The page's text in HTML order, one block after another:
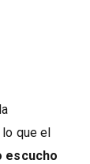
lo que el
escucho